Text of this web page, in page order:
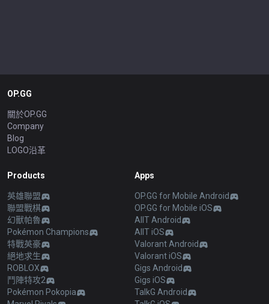
OP.GG
關於OP.GG
Company
Blog
LOGO沿革
Products
英雄聯盟
聯盟戰棋
幻獸帕魯
Pokémon Champions
特戰英豪
絕地求生
ROBLOX
鬥陣特攻2
Pokémon Pokopia
Apps
OP.GG for Mobile Android
OP.GG for Mobile iOS
AllT Android
AllT iOS
Valorant Android
Valorant iOS
Gigs Android
Gigs iOS
TalkG Android